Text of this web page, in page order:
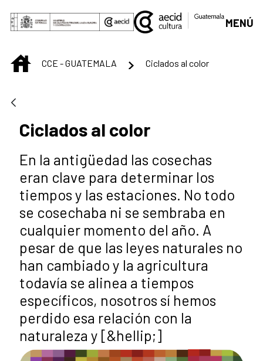
Saltar al contenido principal
MENÚ
INICIOCCE - GUATEMALA Ciclados al color
Ciclados al color
En la antigüedad las cosechas
eran clave para determinar los
tiempos y las estaciones. No todo
se cosechaba ni se sembraba en
cualquier momento del año. A
pesar de que las leyes naturales no
han cambiado y la agricultura
todavía se alinea a tiempos
específicos, nosotros sí hemos
perdido esa relación con la
naturaleza y [&hellip;]